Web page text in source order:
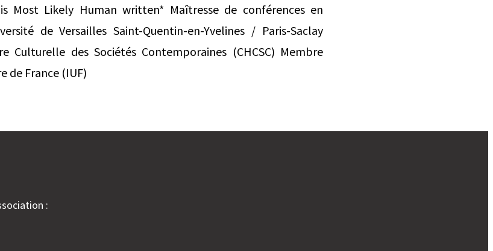
Most Likely Human written* Maîtresse de conférences en
de Versailles Saint-Quentin-en-Yvelines / Paris-Saclay
Culturelle des Sociétés Contemporaines (CHCSC) Membre
de France (IUF)
: